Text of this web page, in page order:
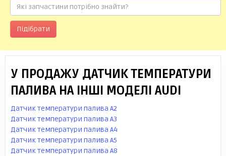
Підібрати
У ПРОДАЖУ ДАТЧИК ТЕМПЕРАТУРИ
ПАЛИВА НА ІНШІ МОДЕЛІ AUDI
Датчик температури палива A2
Датчик температури палива A3
Датчик температури палива A4
Датчик температури палива A5
Датчик температури палива A8